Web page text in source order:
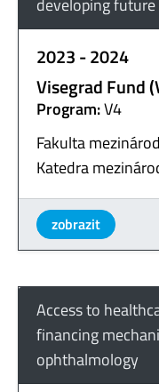
developing
2023 - 2024
Visegrad Fund
Program:V4
Fakulta
Katedra
zobrazit
Access to
financing
ophthalmology